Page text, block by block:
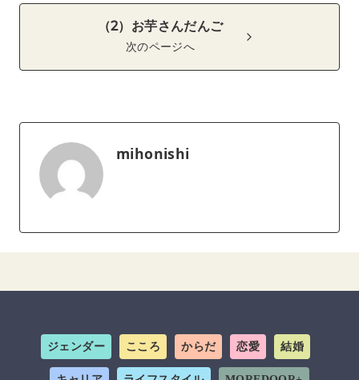
（2）お芋さんだんご
次のページへ
mihonishi
ジェンダー こころ からだ 恋愛 結婚